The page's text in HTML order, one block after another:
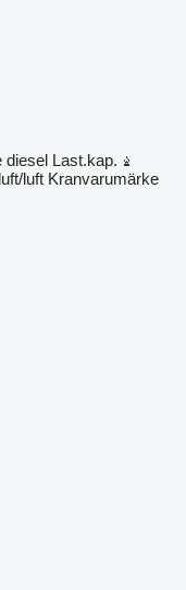
diesel Last.kap.
luft/luft Kranvarumärke